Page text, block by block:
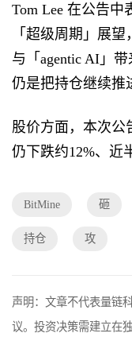
Tom Lee 在公告
「超级周期」展
与「agentic AI」
仍是把持仓继续推
股价方面，本次公
仍下跌约12%、近
BitMine 砸
持仓 攻
声明：文章不代表量链
议。投资决策需建立在